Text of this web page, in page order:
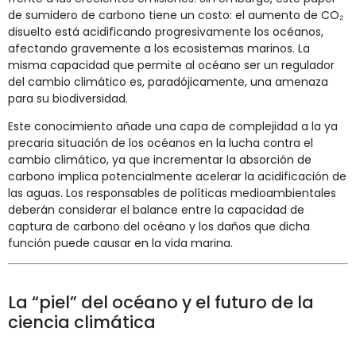
de sumidero de carbono tiene un costo: el aumento de CO₂
disuelto está acidificando progresivamente los océanos,
afectando gravemente a los ecosistemas marinos. La
misma capacidad que permite al océano ser un regulador
del cambio climático es, paradójicamente, una amenaza
para su biodiversidad.
Este conocimiento añade una capa de complejidad a la ya
precaria situación de los océanos en la lucha contra el
cambio climático, ya que incrementar la absorción de
carbono implica potencialmente acelerar la acidificación de
las aguas. Los responsables de políticas medioambientales
deberán considerar el balance entre la capacidad de
captura de carbono del océano y los daños que dicha
función puede causar en la vida marina.
La “piel” del océano y el futuro de la
ciencia climática